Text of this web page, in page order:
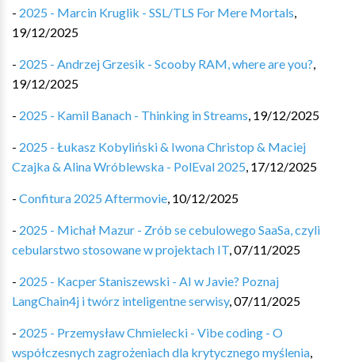
- 2025 - Marcin Kruglik - SSL/TLS For Mere Mortals,
19/12/2025
- 2025 - Andrzej Grzesik - Scooby RAM, where are you?,
19/12/2025
- 2025 - Kamil Banach - Thinking in Streams, 19/12/2025
- 2025 - Łukasz Kobyliński & Iwona Christop & Maciej
Czajka & Alina Wróblewska - PolEval 2025, 17/12/2025
- Confitura 2025 Aftermovie, 10/12/2025
- 2025 - Michał Mazur - Zrób se cebulowego SaaSa, czyli
cebularstwo stosowane w projektach IT,07/11/2025
- 2025 - Kacper Staniszewski - AI w Javie? Poznaj
LangChain4j i twórz inteligentne serwisy,07/11/2025
- 2025 - Przemysław Chmielecki - Vibe coding - O
współczesnych zagrożeniach dla krytycznego myślenia,